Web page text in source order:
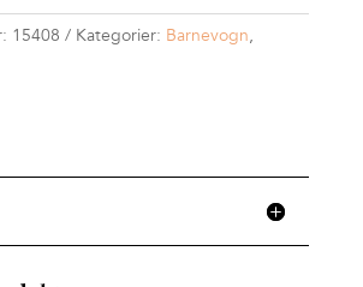
15408 Kategorier: Barnevogn,